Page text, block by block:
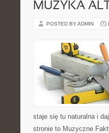
MUZYKA
POSTED BY ADMIN
staje się tu naturalna i
stronie to Muzyczne